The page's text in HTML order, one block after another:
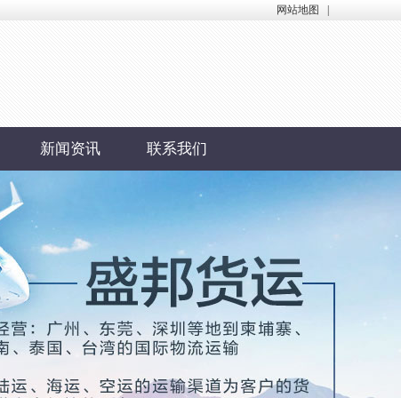
网站地图
新闻资讯 联系我们